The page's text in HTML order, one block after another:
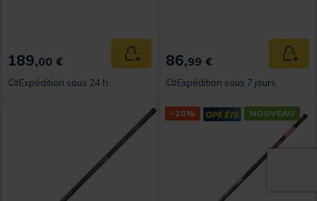
189,00 € Ajouter au panier
Expédition sous 24 h
86,99 €
Expédition sous 7 jours
-20% NOUVEAU